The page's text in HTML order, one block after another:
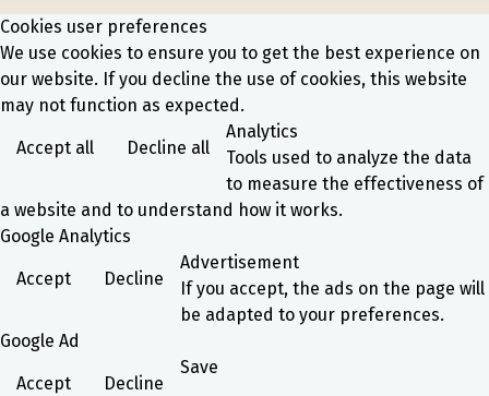
Cookies user preferences
We use cookies to ensure you to get the best experience on
our website. If you decline the use of cookies, this website
may not function as expected.
Accept all Decline all
Analytics
Tools used to analyze the data
to measure the effectiveness of
a website and to understand how it works.
Google Analytics
Accept Decline
Advertisement
If you accept, the ads on the page will
be adapted to your preferences.
Google Ad
Accept Decline
Save